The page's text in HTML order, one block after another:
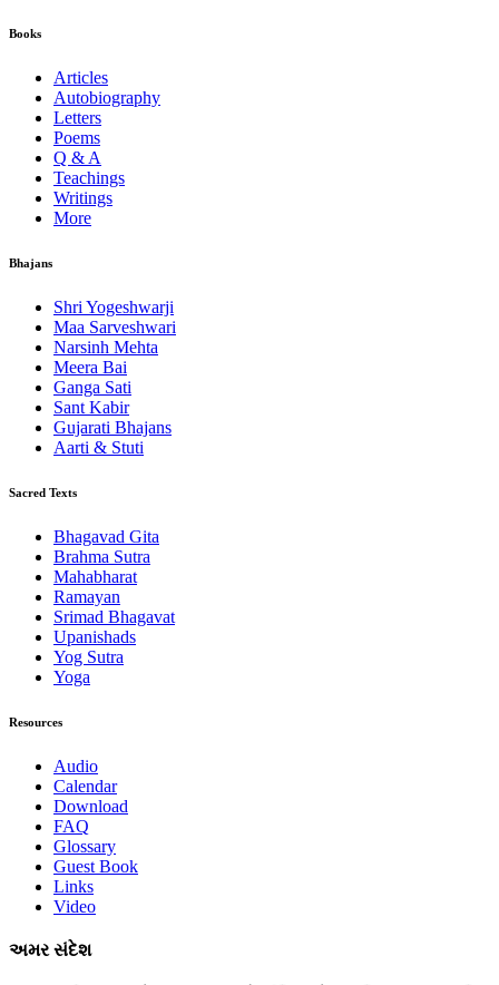
Books
Articles
Autobiography
Letters
Poems
Q & A
Teachings
Writings
More
Bhajans
Shri Yogeshwarji
Maa Sarveshwari
Narsinh Mehta
Meera Bai
Ganga Sati
Sant Kabir
Gujarati Bhajans
Aarti & Stuti
Sacred Texts
Bhagavad Gita
Brahma Sutra
Mahabharat
Ramayan
Srimad Bhagavat
Upanishads
Yog Sutra
Yoga
Resources
Audio
Calendar
Download
FAQ
Glossary
Guest Book
Links
Video
અમર સંદેશ